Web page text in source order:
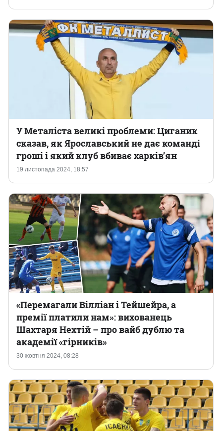
19 листопада 2024, 18:57
У Металіста великі проблеми: Циганик
сказав, як Ярославський не дає команді
гроші і який клуб вбиває харків’ян
30 жовтня 2024, 08:28
«Перемагали Вілліан і Тейшейра, а
премії платили нам»: вихованець
Шахтаря Нехтій – про вайб дублю та
академії «гірників»